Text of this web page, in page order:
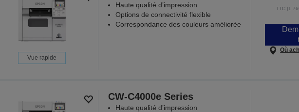
Vue rapide
Haute qualité d’impression
Options de connectivité flexible
Correspondance des couleurs améliorée
TTC
Où
CW-C4000e Series
Haute qualité d’impression